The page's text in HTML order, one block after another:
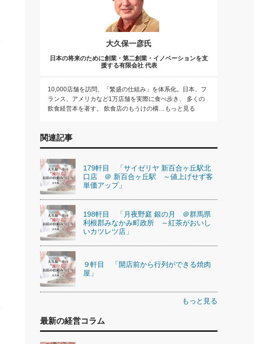
大久保一彦氏
日本の将来のために創業・第二創業・イノベーションを支
援する有限会社 代表
10,000店舗を訪問、「繁盛の仕組み」を体系化。日本、フ
ランス、アメリカなど1万店舗を実際に食べ歩き、 多くの
飲食経営本を著す。 飲食店のもうけの構…もっと見る
関連記事
179軒目 「サイゼリヤ 新百合ヶ丘駅北
口店 ＠ 新百合ヶ丘駅 ～値上げせず客
単価アップ」
198軒目 「月夜野庭 銀の月 ＠群馬県
利根郡みなかみ町政所 ～紅茶がおいし
いカツレツ店」
９軒目 「開店前から行列ができる焼肉
屋」
もっと見る
最新の経営コラム